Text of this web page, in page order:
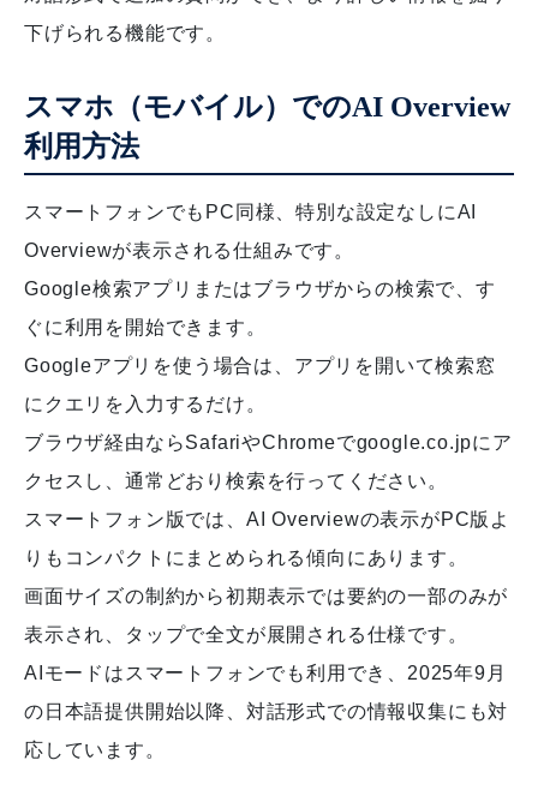
下げられる機能です。
スマホ（モバイル）でのAI Overview
利用方法
スマートフォンでもPC同様、特別な設定なしにAI
Overviewが表示される仕組みです。
Google検索アプリまたはブラウザからの検索で、す
ぐに利用を開始できます。
Googleアプリを使う場合は、アプリを開いて検索窓
にクエリを入力するだけ。
ブラウザ経由ならSafariやChromeでgoogle.co.jpにア
クセスし、通常どおり検索を行ってください。
スマートフォン版では、AI Overviewの表示がPC版よ
りもコンパクトにまとめられる傾向にあります。
画面サイズの制約から初期表示では要約の一部のみが
表示され、タップで全文が展開される仕様です。
AIモードはスマートフォンでも利用でき、2025年9月
の日本語提供開始以降、対話形式での情報収集にも対
応しています。